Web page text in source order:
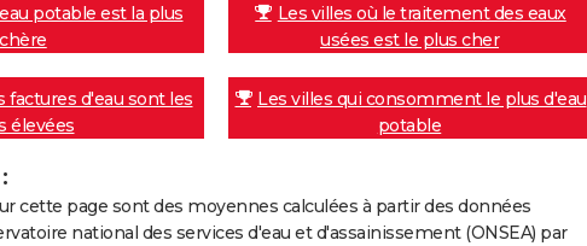
potable est la plus
chère
Les villes où le traitement des eaux
usées est le plus cher
factures d'eau sont les
élevées
Les villes qui consomment le plus d'eau
potable
cette page sont des moyennes calculées à partir des données
national des services d'eau et d'assainissement (ONSEA) par